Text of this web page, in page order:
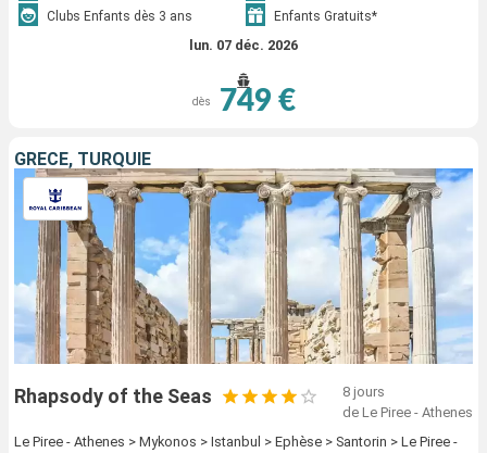
Clubs Enfants dès 3 ans
Enfants Gratuits*
lun. 07 déc. 2026
dès 749 €
GRÈCE, TURQUIE
Rhapsody of the Seas
8 jours
de Le Piree - Athenes
Le Piree - Athenes > Mykonos > Istanbul > Ephèse > Santorin > Le Piree -